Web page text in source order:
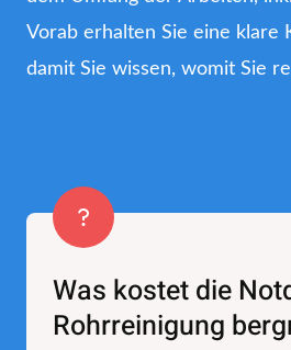
Vorab erhalten Sie eine klare
damit Sie wissen, womit Sie
Was kostet die
Rohrreinigung